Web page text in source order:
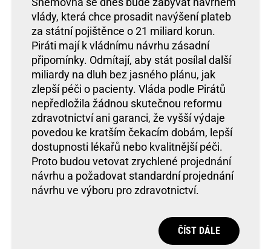
vlády, která chce prosadit navýšení plateb
za státní pojištěnce o 21 miliard korun.
Piráti mají k vládnímu návrhu zásadní
připomínky. Odmítají, aby stát posílal další
miliardy na dluh bez jasného plánu, jak
zlepší péči o pacienty. Vláda podle Pirátů
nepředložila žádnou skutečnou reformu
zdravotnictví ani garanci, že vyšší výdaje
povedou ke kratším čekacím dobám, lepší
dostupnosti lékařů nebo kvalitnější péči.
Proto budou vetovat zrychlené projednání
návrhu a požadovat standardní projednání
návrhu ve výboru pro zdravotnictví.
ČÍST DÁLE